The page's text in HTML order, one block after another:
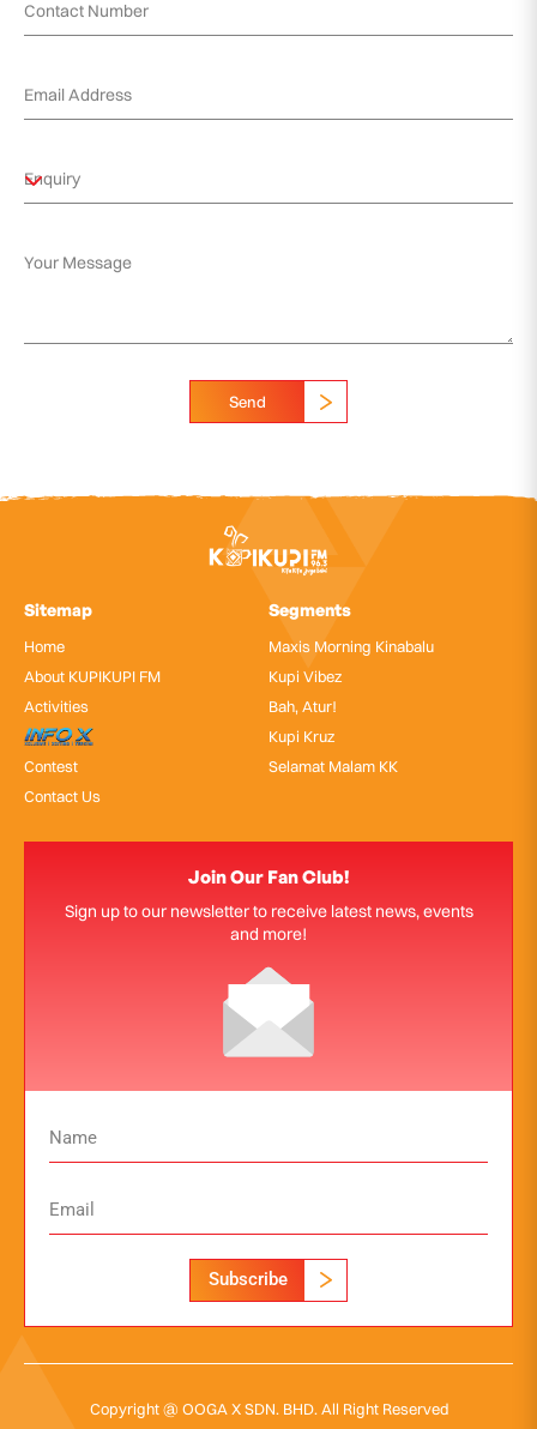
Send
Sitemap
Home
About KUPIKUPI FM
Activities
InfoX
Contest
Contact Us
Segments
Maxis Morning Kinabalu
Kupi Vibez
Bah, Atur!
Kupi Kruz
Selamat Malam KK
Join Our Fan Club!
Sign up to our newsletter to receive latest news, events
and more!
Subscribe
Copyright @ OOGA X SDN. BHD. All Right Reserved